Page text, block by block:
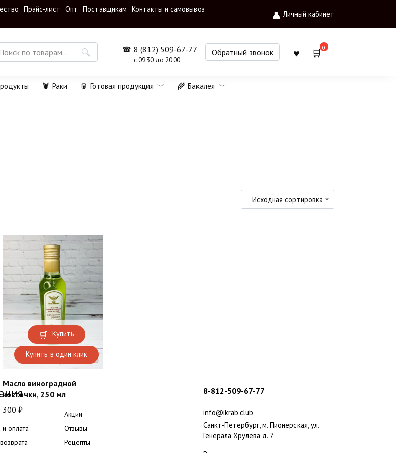
Прайс-лист Опт Поставщикам Контакты и самовывоз
Личный кабинет
8 (812) 509-67-77
с 09:30 до 20:00
Обратный звонок
0
🦞 Раки 🥫 Готовая продукция 🌾 Бакалея
Купить
Купить в один клик
Масло виноградной
косточки, 250 мл
300 ₽
и оплата
Акции
Отзывы
Рецепты
8-812-509-67-77
info@ikrab.club
Санкт-Петербург, м. Пионерская, ул.
Генерала Хрулева д. 7